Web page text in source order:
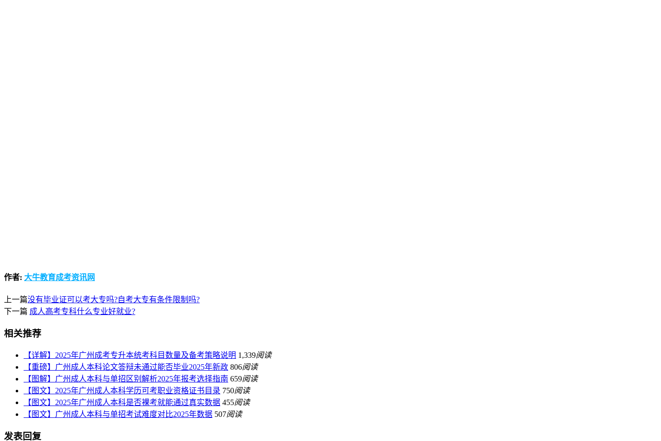
作者: 大牛教育成考资讯网
上一篇没有毕业证可以考大专吗?自考大专有条件限制吗?
下一篇 成人高考专科什么专业好就业?
相关推荐
【详解】2025年广州成考专升本统考科目数量及备考策略说明 1,339阅读
【重磅】广州成人本科论文答辩未通过能否毕业2025年新政 806阅读
【图解】广州成人本科与单招区别解析2025年报考选择指南 659阅读
【图文】2025年广州成人本科学历可考职业资格证书目录 750阅读
【图文】2025年广州成人本科是否裸考就能通过真实数据 455阅读
【图文】广州成人本科与单招考试难度对比2025年数据 507阅读
发表回复